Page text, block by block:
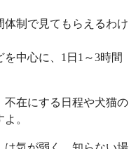
体制で見てもらえるわけ
中心に、1日1～3時間
不在にする日程や犬猫の
。